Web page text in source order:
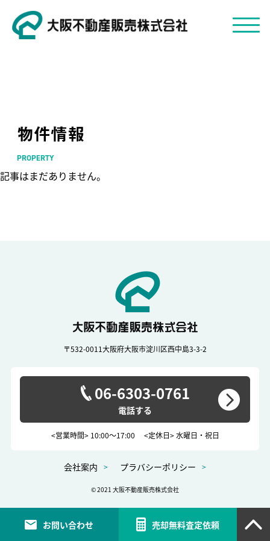
お問い合わせ 売却無料査定依頼
物件情報
PROPERTY
記事はまだありません。
〒532-0011大阪府大阪市淀川区西中島3-3-2
06-6303-0761
<営業時間> 10:00～17:00 <定休日> 水曜日・祝日
会社案内 プラバシーポリシー
© 2021 大阪不動産販売株式会社